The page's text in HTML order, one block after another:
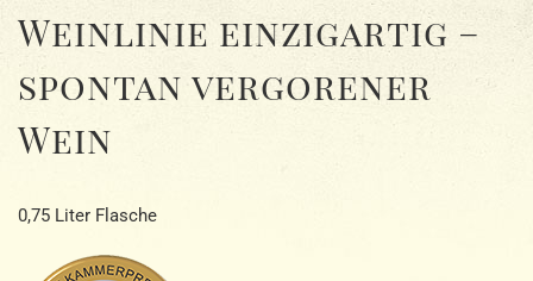
Weinlinie einzigartig –
spontan vergorener
Wein
0,75 Liter Flasche